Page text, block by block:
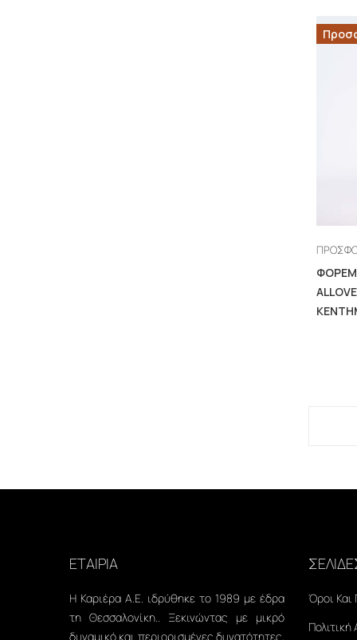
ΕΤΑΙΡΙΑ
Η Καριέρα Α.Ε. ιδρύθηκε το 1989 με έδρα
τη Θεσσαλονίκη.. Ξεκινώντας με μικρό
δυναμικό και περιορισμένες δυνατότητες,
Όροι Και